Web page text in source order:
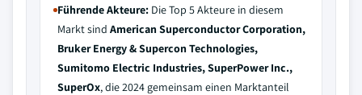
Führende Akteure: Die Top 5 Akteure in diesem
Markt sind American Superconductor Corporation,
Bruker Energy & Supercon Technologies,
Sumitomo Electric Industries, SuperPower Inc.,
SuperOx, die 2024 gemeinsam einen Marktanteil